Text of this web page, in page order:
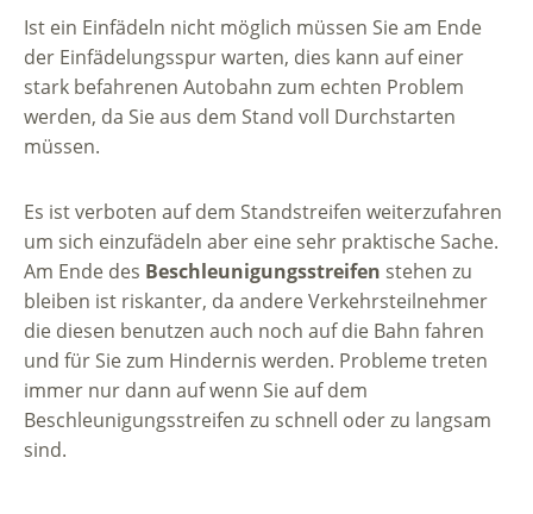
Ist ein Einfädeln nicht möglich müssen Sie am Ende
der Einfädelungsspur warten, dies kann auf einer
stark befahrenen Autobahn zum echten Problem
werden, da Sie aus dem Stand voll Durchstarten
müssen.
Es ist verboten auf dem Standstreifen weiterzufahren
um sich einzufädeln aber eine sehr praktische Sache.
Am Ende des Beschleunigungsstreifen stehen zu
bleiben ist riskanter, da andere Verkehrsteilnehmer
die diesen benutzen auch noch auf die Bahn fahren
und für Sie zum Hindernis werden. Probleme treten
immer nur dann auf wenn Sie auf dem
Beschleunigungsstreifen zu schnell oder zu langsam
sind.